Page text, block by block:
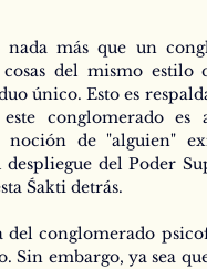
más que un
cosas del mismo
único. Esto es
conglomerado
noción de "alguien"
despliegue del Poder
Śakti detrás.
conglomerado
Sin embargo, ya sea